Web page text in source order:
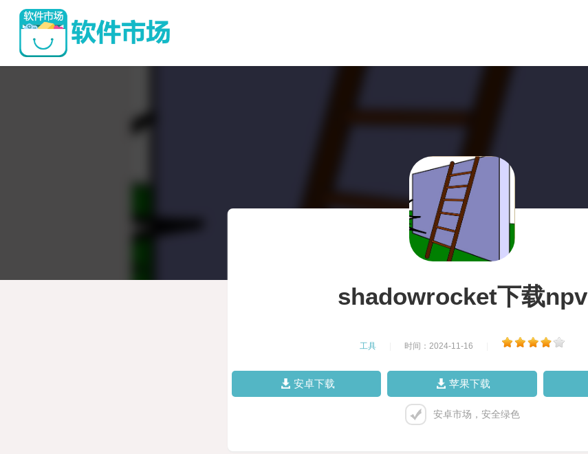
shadowrocket下载npv
工具 时间：2024-11-16
安卓下载 苹果下载
安卓市场，安全绿色